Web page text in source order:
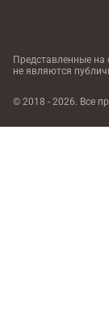
Представленные
не являются
© 2018 - 2026. Все